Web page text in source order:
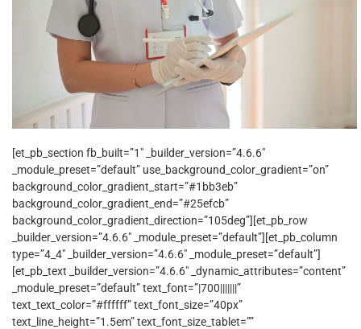
[et_pb_section fb_built=”1″ _builder_version=”4.6.6″
_module_preset=”default” use_background_color_gradient=”on”
background_color_gradient_start=”#1bb3eb”
background_color_gradient_end=”#25efcb”
background_color_gradient_direction=”105deg”][et_pb_row
_builder_version=”4.6.6″ _module_preset=”default”][et_pb_column
type=”4_4″ _builder_version=”4.6.6″ _module_preset=”default”]
[et_pb_text _builder_version=”4.6.6″ _dynamic_attributes=”content”
_module_preset=”default” text_font=”|700|||||||”
text_text_color=”#ffffff” text_font_size=”40px”
text_line_height=”1.5em” text_font_size_tablet=””